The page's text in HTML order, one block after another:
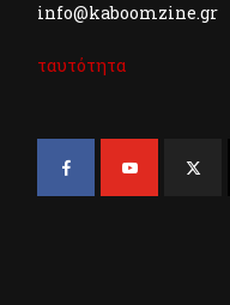
info@kaboomzine.gr
ταυτότητα